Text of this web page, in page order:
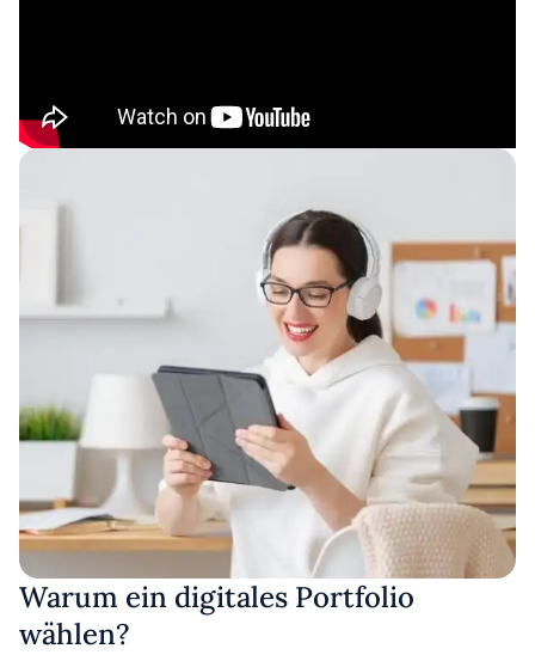
Warum ein digitales Portfolio
wählen?